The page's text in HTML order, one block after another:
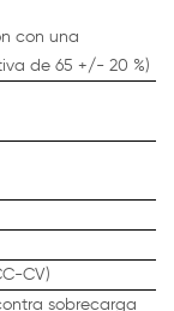
con una
de 65 +/- 20 %)
CV)
sobrecarga